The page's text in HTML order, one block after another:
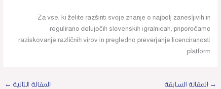
Za vse, ki želite razširiti svoje znanje o najbolj zanesljivih in
regulirano delujočih slovenskih igralnicah, priporočamo
raziskovanje različnih virov in pregledno preverjanje licenciranosti
platform.
→ المقالة السابقة المقالة التالية ←